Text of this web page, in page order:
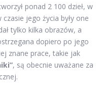
ponad 2 100 dzieł, w
jego życia były one
tylko kilka obrazów, a
dopiero po jego
znane prace, takie jak
, są obecnie uważane za